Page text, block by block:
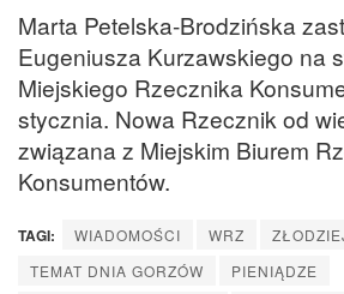
Marta Petelska-Brodzińska
Eugeniusza Kurzawskiego na
Miejskiego Rzecznika
stycznia. Nowa Rzecznik od
związana z Miejskim Biurem
Konsumentów.
TAGI: WIADOMOŚCI WRZ
TEMAT DNIA GORZÓW
PIENIĄDZE